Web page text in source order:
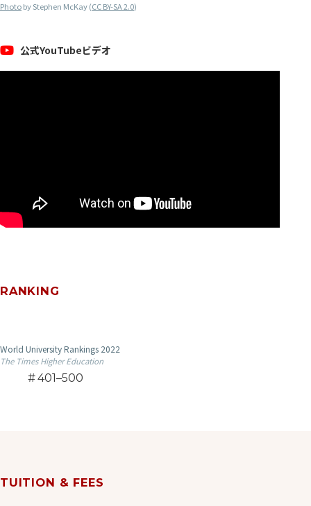
Photoby Stephen McKay (CC BY-SA 2.0)
公式YouTubeビデオ
RANKING
World University Rankings 2022
The Times Higher Education
401–500
TUITION & FEES